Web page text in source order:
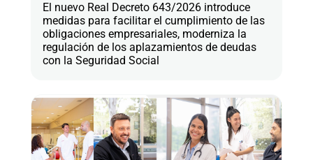
El nuevo Real Decreto 643/2026 introduce
medidas para facilitar el cumplimiento de las
obligaciones empresariales, moderniza la
regulación de los aplazamientos de deudas
con la Seguridad Social